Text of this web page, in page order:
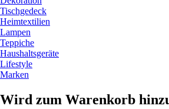
Tischgedeck
Heimtextilien
Lampen
Teppiche
Haushaltsgeräte
Lifestyle
Marken
Wird zum Warenkorb